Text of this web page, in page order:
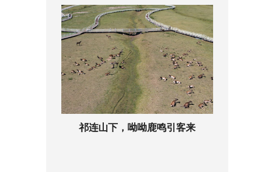
祁连山下，呦呦鹿鸣引客来